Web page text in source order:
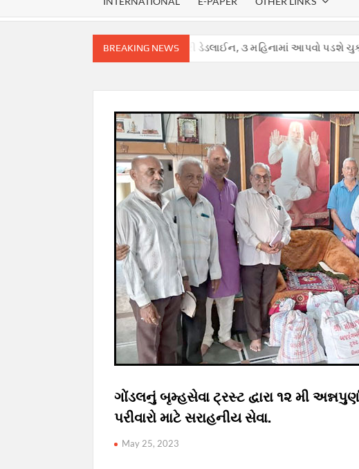
BREAKING NEWS
સુપ્રીમ કોર્ટે હાઈકોર્ટ માટે નક્કી કરી ડેડલાઈન, ૩ મહિનામાં આપવો પડશે ચુકાદો.
ગોંડલનું બૃમ્હસેવા ટ્રસ્ટ દ્વારા ૧૨ મી
પરીવારો માટે સરાહનીય સેવા.
May 25, 2023